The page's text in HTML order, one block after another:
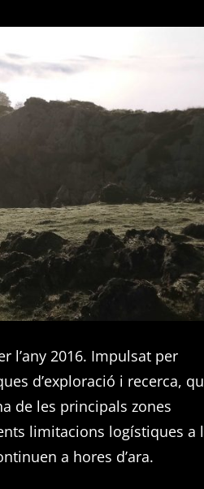
l’any 2016. Impulsat per
d’exploració i recerca,
de les principals zones
limitacions logístiques a
a hores d’ara.